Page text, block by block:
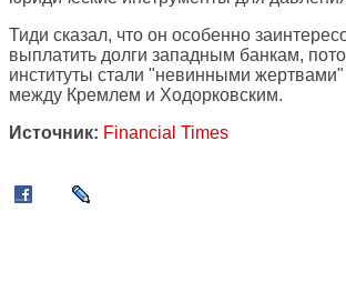
Тиди сказал, что он особенно
выплатить долги западным банкам,
институты стали "невинными жертвами"
между Кремлем и Ходорковским.
Источник: Financial Times